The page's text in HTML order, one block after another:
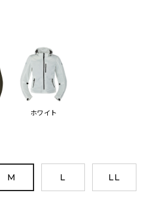
ホワイト
M L LL